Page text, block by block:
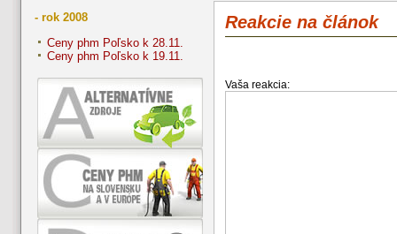
- rok 2008
Ceny phm Poľsko k 28.11.
Ceny phm Poľsko k 19.11.
Reakcie na článok
Vaša reakcia: